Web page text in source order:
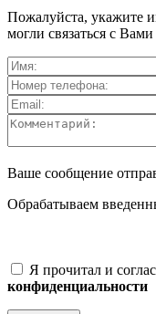
Пожалуйста, укажите
могли связаться с Вами
Ваше сообщение
Обрабатываем
Я прочитал и
конфиденциальности